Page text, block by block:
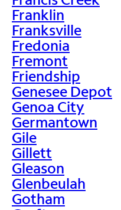
Franklin
Franksville
Fredonia
Fremont
Friendship
Genesee Depot
Genoa City
Germantown
Gile
Gillett
Gleason
Glenbeulah
Gotham